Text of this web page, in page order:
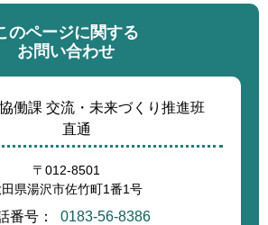
のページに関する
お問い合わせ
働課 交流・未来づくり推進班
直通
〒012-8501
県湯沢市佐竹町1番1号
番号： 0183-56-8386